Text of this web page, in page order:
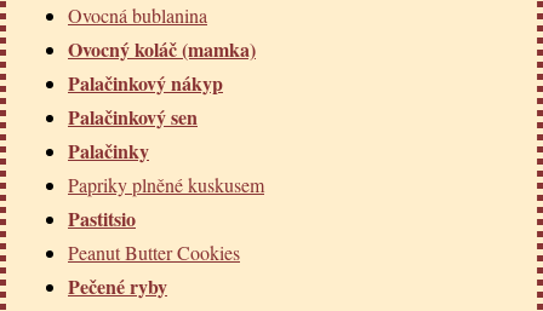
Ovocná bublanina
Ovocný koláč (mamka)
Palačinkový nákyp
Palačinkový sen
Palačinky
Papriky plněné kuskusem
Pastitsio
Peanut Butter Cookies
Pečené ryby